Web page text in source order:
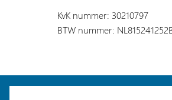
KvK nummer: 30210797
BTW nummer: